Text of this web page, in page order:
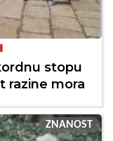
stopu
razine mora
ZNANOST